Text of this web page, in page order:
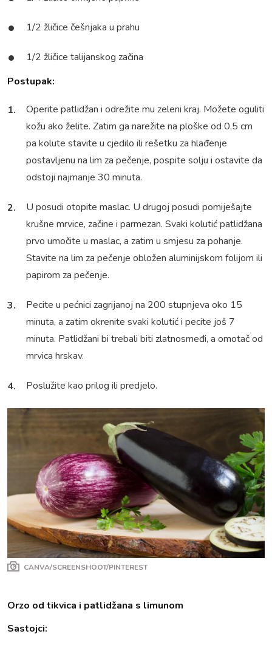
1/2 žličice češnjaka u prahu
1/2 žličice talijanskog začina
Postupak:
Operite patlidžan i odrežite mu zeleni kraj. Možete oguliti
kožu ako želite. Zatim ga narežite na ploške od 0,5 cm
pa kolute stavite u cjedilo ili rešetku za hlađenje
postavljenu na lim za pečenje, pospite solju i ostavite da
odstoji najmanje 30 minuta.
U posudi otopite maslac. U drugoj posudi pomiješajte
krušne mrvice, začine i parmezan. Svaki kolutić patlidžana
prvo umočite u maslac, a zatim u smjesu za pohanje.
Stavite na lim za pečenje obložen aluminijskom folijom ili
papirom za pečenje.
Pecite u pećnici zagrijanoj na 200 stupnjeva oko 15
minuta, a zatim okrenite svaki kolutić i pecite još 7
minuta. Patlidžani bi trebali biti zlatnosmeđi, a omotač od
mrvica hrskav.
Poslužite kao prilog ili predjelo.
CANVA/SCREENSHOOT/PINTEREST
Orzo od tikvica i patlidžana s limunom
Sastojci: